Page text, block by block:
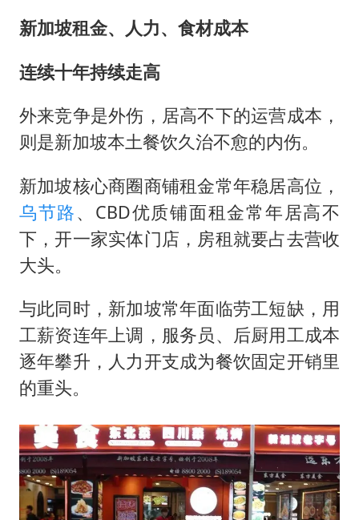
新加坡租金、人力、食材成本
连续十年持续走高
外来竞争是外伤，居高不下的运营成本，
则是新加坡本土餐饮久治不愈的内伤。
新加坡核心商圈商铺租金常年稳居高位，
乌节路、CBD优质铺面租金常年居高不
下，开一家实体门店，房租就要占去营收
大头。
与此同时，新加坡常年面临劳工短缺，用
工薪资连年上调，服务员、后厨用工成本
逐年攀升，人力开支成为餐饮固定开销里
的重头。